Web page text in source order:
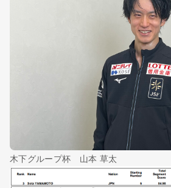
木下グループ杯 山本 草太